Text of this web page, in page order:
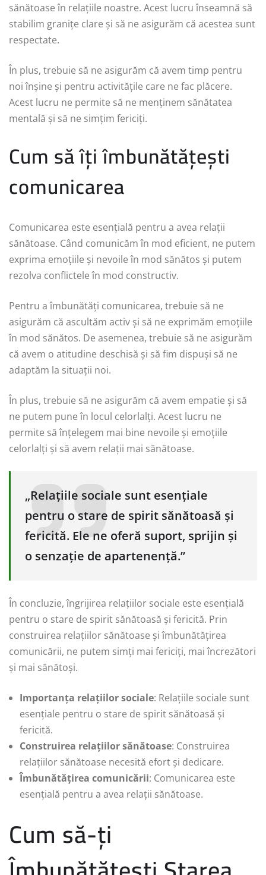
sănătoase în relațiile noastre. Acest lucru înseamnă să
stabilim granițe clare și să ne asigurăm că acestea sunt
respectate.
În plus, trebuie să ne asigurăm că avem timp pentru
noi înșine și pentru activitățile care ne fac plăcere.
Acest lucru ne permite să ne menținem sănătatea
mentală și să ne simțim fericiți.
Cum să îți îmbunătățești
comunicarea
Comunicarea este esențială pentru a avea relații
sănătoase. Când comunicăm în mod eficient, ne putem
exprima emoțiile și nevoile în mod sănătos și putem
rezolva conflictele în mod constructiv.
Pentru a îmbunătăți comunicarea, trebuie să ne
asigurăm că ascultăm activ și să ne exprimăm emoțiile
în mod sănătos. De asemenea, trebuie să ne asigurăm
că avem o atitudine deschisă și să fim dispuși să ne
adaptăm la situații noi.
În plus, trebuie să ne asigurăm că avem empatie și să
ne putem pune în locul celorlalți. Acest lucru ne
permite să înțelegem mai bine nevoile și emoțiile
celorlalți și să avem relații mai sănătoase.
„Relațiile sociale sunt esențiale
pentru o stare de spirit sănătoasă și
fericită. Ele ne oferă suport, sprijin și
o senzație de apartenență.”
În concluzie, îngrijirea relațiilor sociale este esențială
pentru o stare de spirit sănătoasă și fericită. Prin
construirea relațiilor sănătoase și îmbunătățirea
comunicării, ne putem simți mai fericiți, mai încrezători
și mai sănătoși.
Importanța relațiilor sociale: Relațiile sociale sunt
esențiale pentru o stare de spirit sănătoasă și
fericită.
Construirea relațiilor sănătoase: Construirea
relațiilor sănătoase necesită efort și dedicare.
Îmbunătățirea comunicării: Comunicarea este
esențială pentru a avea relații sănătoase.
Cum să-ți